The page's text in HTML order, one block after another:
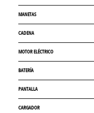
MANETAS
CADENA
MOTOR ELÉCTRICO
BATERÍA
PANTALLA
CARGADOR